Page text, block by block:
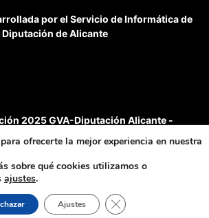
por el Servicio de Informática de
Diputación de Alicante
2025 GVA-Diputación Alicante -
BOP e Imprenta
ofrecerte la mejor experiencia en nuestra
sobre qué cookies utilizamos o
ajustes.
Ajustes Cerrar el banner de